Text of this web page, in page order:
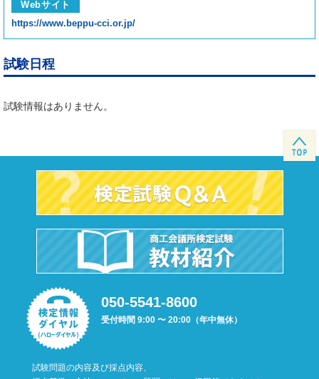
Webサイト
https://www.beppu-cci.or.jp/
試験日程
試験情報はありません。
050-5541-8600
受付時間 9:00 〜 20:00（年中無休）
試験問題の内容及び採点内容、